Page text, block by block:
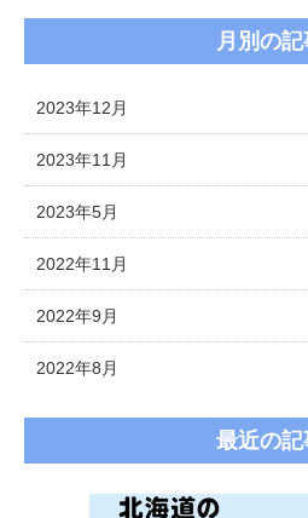
月別の記
2023年12月
2023年11月
2023年5月
2022年11月
2022年9月
2022年8月
最近の記